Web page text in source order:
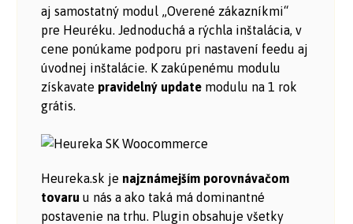
aj samostatný modul „Overené zákazníkmi“
pre Heuréku. Jednoduchá a rýchla inštalácia, v
cene ponúkame podporu pri nastavení feedu aj
úvodnej inštalácie. K zakúpenému modulu
získavate pravidelný update modulu na 1 rok
grátis.
Heureka.sk je najznámejším porovnávačom
tovaru u nás a ako taká má dominantné
postavenie na trhu. Plugin obsahuje všetky